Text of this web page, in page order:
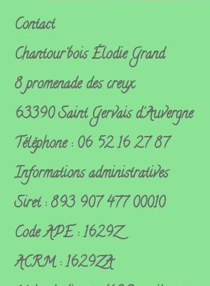
Contact
Chantour'boisÉlodie Grand
8 promenade des creux
63390 Saint Gervais d'Auvergne
Téléphone : 06 52 16 27 87
Informations administratives
Siret : 893 907 477 00010
Code APE : 1629Z
ACRM : 1629ZA